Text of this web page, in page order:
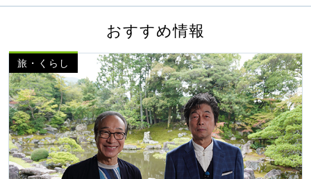
おすすめ情報
旅・くらし